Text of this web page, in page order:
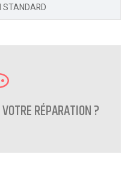
STANDARD
RÉPARATION ?
NOUS